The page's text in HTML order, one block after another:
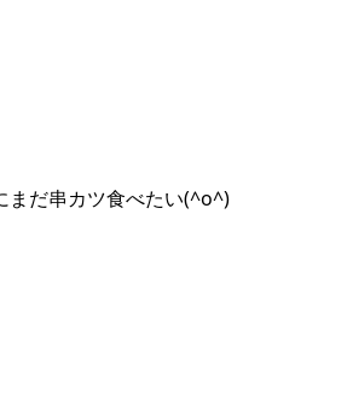
まだ串カツ食べたい(^o^)